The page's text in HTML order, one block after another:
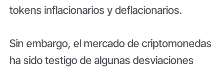
tokens inflacionarios y deflacionarios.
Sin embargo, el mercado de criptomonedas
ha sido testigo de algunas desviaciones